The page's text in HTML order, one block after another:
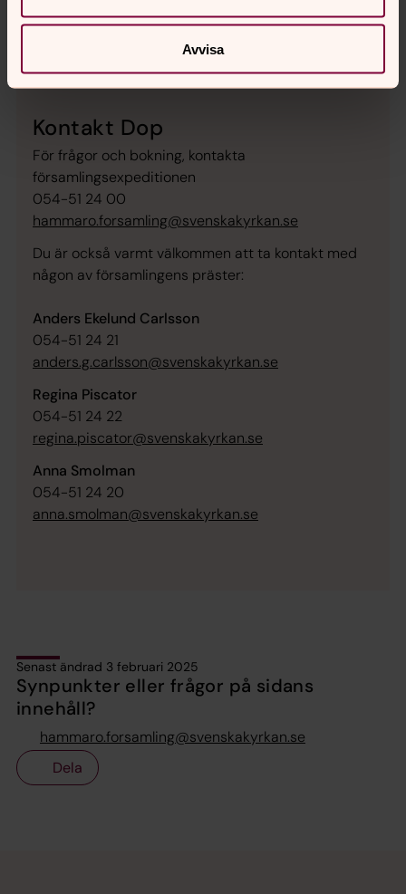
Avvisa
titta på film kan du tända ljus, lägga pussel, spela
Kontakt Dop
För frågor och bokning, kontakta
församlingsexpeditionen
054-51 24 00
hammaro.forsamling@svenskakyrkan.se
Du är också varmt välkommen att ta kontakt med
någon av församlingens präster:
Anders Ekelund Carlsson
054-51 24 21
anders.g.carlsson@svenskakyrkan.se
Regina Piscator
054-51 24 22
regina.piscator@svenskakyrkan.se
Anna Smolman
054-51 24 20
anna.smolman@svenskakyrkan.se
Senast ändrad 3 februari 2025
Synpunkter eller frågor på sidans
innehåll?
hammaro.forsamling@svenskakyrkan.se
Dela